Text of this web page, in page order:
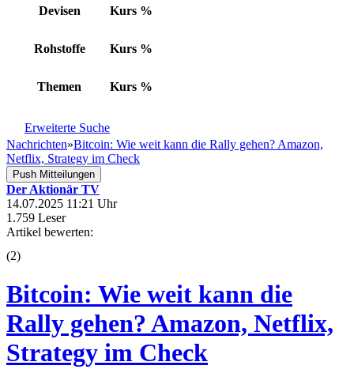
Devisen Kurs %
Rohstoffe Kurs %
Themen Kurs %
Erweiterte Suche
Nachrichten»Bitcoin: Wie weit kann die Rally gehen? Amazon,
Netflix, Strategy im Check
Push Mitteilungen
Der Aktionär TV
14.07.2025 11:21 Uhr
1.759 Leser
Artikel bewerten:
(2)
Bitcoin: Wie weit kann die
Rally gehen? Amazon, Netflix,
Strategy im Check